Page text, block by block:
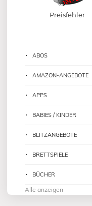
Preisfehler
ABOS
AMAZON-ANGEBOTE
APPS
BABIES / KINDER
BLITZANGEBOTE
BRETTSPIELE
BÜCHER
Alle anzeigen